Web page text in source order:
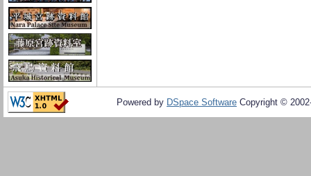
Powered by DSpace Software Copyright ©